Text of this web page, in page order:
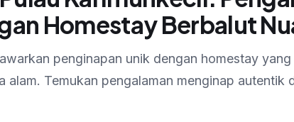
Homestay Berbalut
penginapan unik dengan homestay
alam. Temukan pengalaman menginap autentik